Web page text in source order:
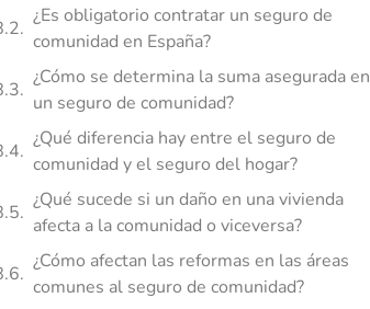
¿Es obligatorio contratar un seguro de
comunidad en España?
¿Cómo se determina la suma asegurada en
un seguro de comunidad?
¿Qué diferencia hay entre el seguro de
comunidad y el seguro del hogar?
¿Qué sucede si un daño en una vivienda
afecta a la comunidad o viceversa?
¿Cómo afectan las reformas en las áreas
comunes al seguro de comunidad?